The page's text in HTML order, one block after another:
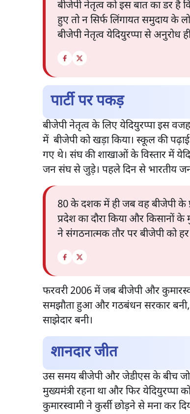
बीजेपी नेतृत्व को इस बात का डर है
हुए तो न सिर्फ लिंगायत समुदाय के
बीजेपी नेतृत्व येदियुरप्पा से अनुरोध
पार्टी पर पकड़
बीजेपी नेतृत्व के लिए येदियुरप्पा इस
में बीजेपी को खड़ा किया। स्कूल की
गए थे। संघ की शाखाओं के विस्तार में
जन संघ से जुड़े। पहले दिन से भारतीय
80 के दशक में ही जब वह बीजेपी के
प्रदेश का दौरा किया और किसानों
ने संगठनात्मक तौर पर बीजेपी को
फरवरी 2006 में जब बीजेपी और
समझौता हुआ और गठबंधन सरकार बनी,
साझेदार बनी।
शानदार जीत
उस समय बीजेपी और जेडीएस के बीच
मुख्यमंत्री रहना था और फिर येदियुरप्पा
कुमारस्वामी ने कुर्सी छोड़ने से मना कर